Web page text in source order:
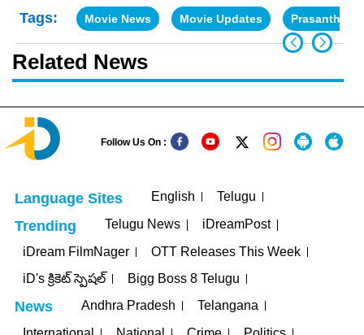
Tags: Movie News Movie Updates Prasanth
Related News
Follow Us On :
Language Sites English Telugu
Trending Telugu News
iDreamPost
iDream FilmNager
OTT Releases This Week
iD's క్రికెట్ స్పెషల్
Bigg Boss 8 Telugu
News Andhra Pradesh
Telangana